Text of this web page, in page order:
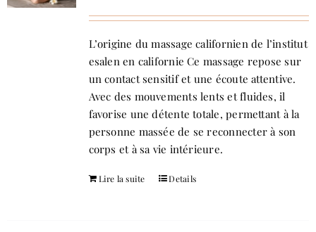
être
sur
la
page
du
produit
L’origine du massage californien de l’institut
esalen en californie Ce massage repose sur
un contact sensitif et une écoute attentive.
Avec des mouvements lents et fluides, il
favorise une détente totale, permettant à la
personne massée de se reconnecter à son
corps et à sa vie intérieure.
Lire la suite Details